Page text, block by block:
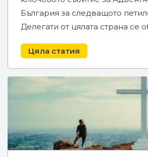
България за следващото
Делегати от цялата страна се
Цяла статия